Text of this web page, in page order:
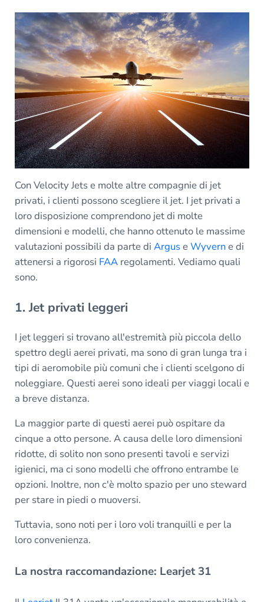
Con Velocity Jets e molte altre compagnie di jet
privati, i clienti possono scegliere il jet. I jet privati a
loro disposizione comprendono jet di molte
dimensioni e modelli, che hanno ottenuto le massime
valutazioni possibili da parte di ArguseWyverne di
attenersi a rigorosi FAAregolamenti. Vediamo quali
sono.
1. Jet privati leggeri
I jet leggeri si trovano all'estremità più piccola dello
spettro degli aerei privati, ma sono di gran lunga tra i
tipi di aeromobile più comuni che i clienti scelgono di
noleggiare. Questi aerei sono ideali per viaggi locali e
a breve distanza.
La maggior parte di questi aerei può ospitare da
cinque a otto persone. A causa delle loro dimensioni
ridotte, di solito non sono presenti tavoli e servizi
igienici, ma ci sono modelli che offrono entrambe le
opzioni. Inoltre, non c'è molto spazio per uno steward
per stare in piedi o muoversi.
Tuttavia, sono noti per i loro voli tranquilli e per la
loro convenienza.
La nostra raccomandazione: Learjet 31